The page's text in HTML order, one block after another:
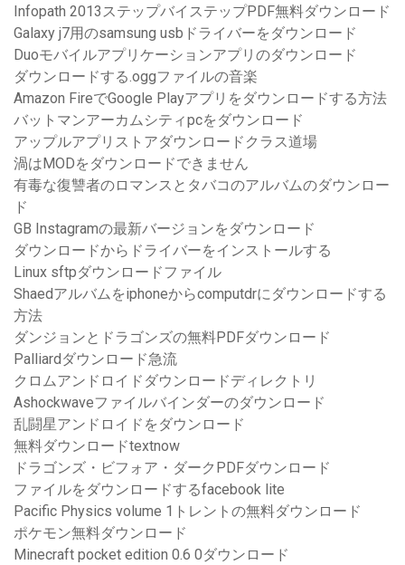
Infopath 2013ステップバイステップPDF無料ダウンロード
Galaxy j7用のsamsung usbドライバーをダウンロード
Duoモバイルアプリケーションアプリのダウンロード
ダウンロードする.oggファイルの音楽
Amazon FireでGoogle Playアプリをダウンロードする方法
バットマンアーカムシティpcをダウンロード
アップルアプリストアダウンロードクラス道場
渦はMODをダウンロードできません
有毒な復讐者のロマンスとタバコのアルバムのダウンロー
ド
GB Instagramの最新バージョンをダウンロード
ダウンロードからドライバーをインストールする
Linux sftpダウンロードファイル
Shaedアルバムをiphoneからcomputdrにダウンロードする
方法
ダンジョンとドラゴンズの無料PDFダウンロード
Palliardダウンロード急流
クロムアンドロイドダウンロードディレクトリ
Ashockwaveファイルバインダーのダウンロード
乱闘星アンドロイドをダウンロード
無料ダウンロードtextnow
ドラゴンズ・ビフォア・ダークPDFダウンロード
ファイルをダウンロードするfacebook lite
Pacific Physics volume 1トレントの無料ダウンロード
ポケモン無料ダウンロード
Minecraft pocket edition 0.6 0ダウンロード